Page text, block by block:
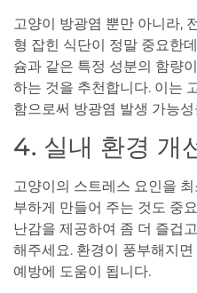
고양이 방광염 뿐만 아니라,
형 잡힌 식단이 정말 중요한
슘과 같은 특정 성분의 함량
하는 것을 추천합니다. 이는
함으로써 방광염 발생 가능
4. 실내 환경 개
고양이의 스트레스 요인을
부하게 만들어 주는 것도 중
난감을 제공하여 좀 더 즐겁
해주세요. 환경이 풍부해지
예방에 도움이 됩니다.